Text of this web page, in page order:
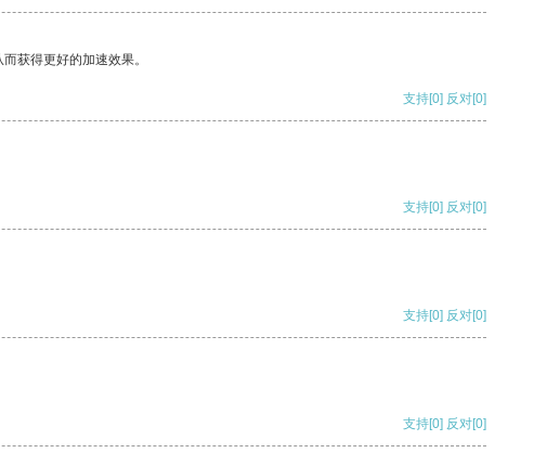
获得更好的加速效果。
支持[0] 反对[0]
支持[0] 反对[0]
支持[0] 反对[0]
支持[0] 反对[0]